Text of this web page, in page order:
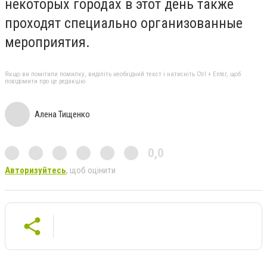
некоторых городах в этот день также
проходят специально организованные
мероприятия.
Якщо ви помітили помилку, виділіть необхідний текст і натисніть Ctrl + Enter, щоб
повідомити про це редакцію
Алена Тищенко
0,0
Авторизуйтесь, щоб оцінити